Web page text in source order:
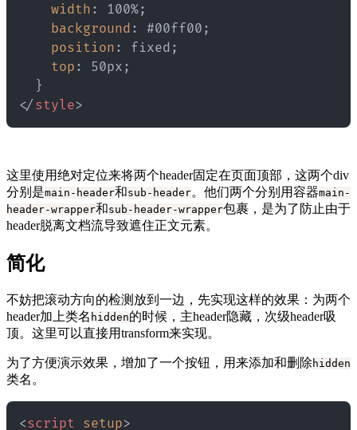
width : 100%;
background : #00ff00 ;
position : fixed ;
top : 50px ;
}
</ style>
这里使用绝对定位来将两个header固定在页面顶部，这两个div
分别是main-header和sub-header。他们两个分别用容器main-
header-wrapper和sub-header-wrapper包裹，是为了防止由于
header脱离文档流导致遮住正文元素。
简化
不妨把滚动方向的检测放到一边，先实现这样的效果：为两个
header加上类名 hidden的时候，主header隐藏，次级header吸
顶。这里可以直接用transform来实现。
为了方便演示效果，增加了一个按钮，用来添加和删除 hidden
类名。
<script setup>